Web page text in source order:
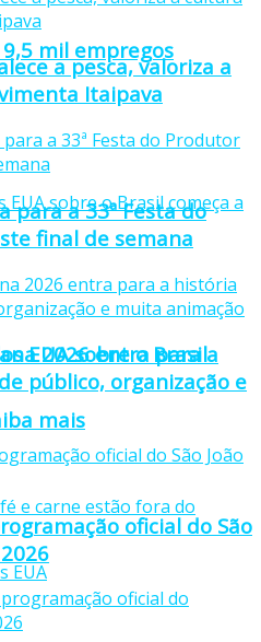
mil empregos
EUA sobre o Brasil
mais
a pesca, valoriza a
Itaipava
para a 33ª Festa do
final de semana
2026 entra para a
público, organização e
oficial do São